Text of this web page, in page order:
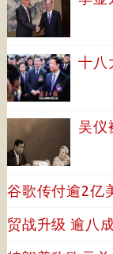
十八
吴仪
谷歌传付逾2亿
贸战升级 逾八